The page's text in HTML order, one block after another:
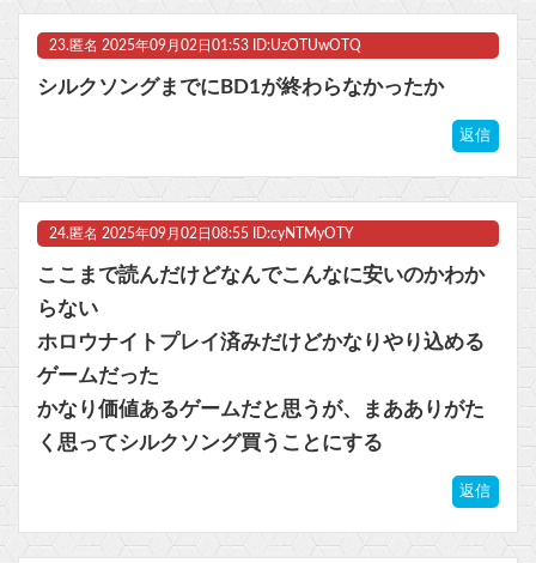
23. 匿名 2025年09月02日01:53 ID:UzOTUwOTQ
シルクソングまでにBD1が終わらなかったか
返信
24. 匿名 2025年09月02日08:55 ID:cyNTMyOTY
ここまで読んだけどなんでこんなに安いのかわか
らない
ホロウナイトプレイ済みだけどかなりやり込める
ゲームだった
かなり価値あるゲームだと思うが、まあありがた
く思ってシルクソング買うことにする
返信